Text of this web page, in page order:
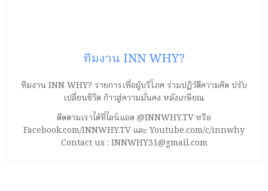
ทีมงาน INN WHY?
ทีมงาน INN WHY? รายการเพื่อผู้บริโภค ร่วมปฏิวัติความคิด ปรับ
เปลี่ยนชีวิต ก้าวสู่ความมั่นคง หลังเกษียณ
ติดตามเราได้ที่ไลน์แอด @INNWHY.TV หรือ
Facebook.com/INNWHY.TV และ Youtube.com/c/innwhy
Contact us : INNWHY31@gmail.com